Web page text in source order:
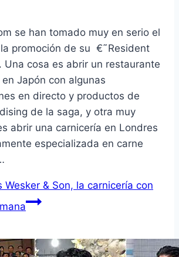
se han tomado muy en serio el
promoción de su €˜Resident
Una cosa es abrir un restaurante
Japón con algunas
en directo y productos de
de la saga, y otra muy
abrir una carnicerí­a en Londres
especializada en carne
Wesker & Son, la carnicerí­a con